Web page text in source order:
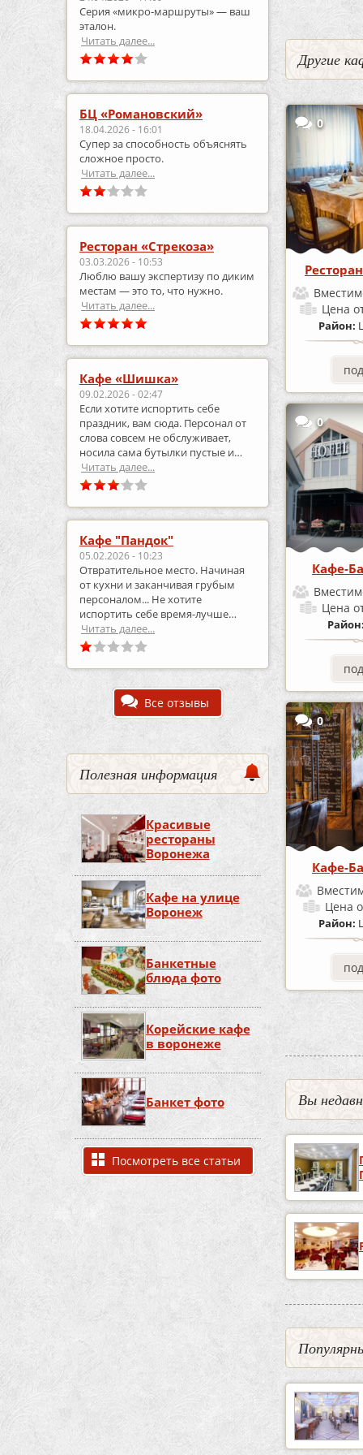
Серия «микро‑маршруты» — ваш
эталон.
Читать далее...
БЦ «Романовский»
18.04.2026 - 16:01
Супер за способность объяснять
сложное просто.
Читать далее...
Ресторан «Стрекоза»
03.03.2026 - 10:53
Люблю вашу экспертизу по диким
местам — это то, что нужно.
Читать далее...
Кафе «Шишка»
09.02.2026 - 02:47
Если хотите испортить себе
праздник, вам сюда. Персонал от
слова совсем не обслуживает,
носила сама бутылки пустые и
приносила полные.
Читать далее...
Кафе "Пандок"
05.02.2026 - 10:23
Отвратительное место. Начиная
от кухни и заканчивая грубым
персоналом... Не хотите
испортить себе время-лучше
выберите что-то другое..
Читать далее...
Все отзывы
Полезная информация
Красивые
рестораны
Воронежа
Кафе на улице
Воронеж
Банкетные
блюда фото
Корейские кафе
в воронеже
Банкет фото
Посмотреть все статьи
Другие
0
Цена
Район:
0
Кафе-
Цена
0
Кафе-
Цена
Район:
Вы